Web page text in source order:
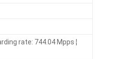
rate: 744.04 Mpps ¦